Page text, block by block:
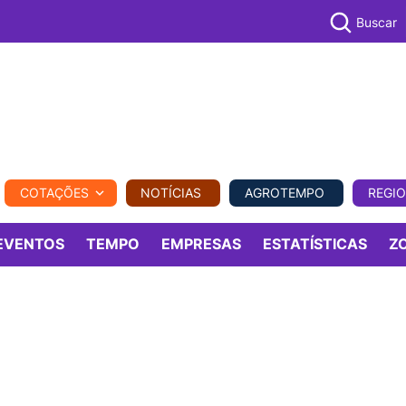
REGIONAL COMERCIAL AGROVIAGENS
Buscar
COTAÇÕES NOTÍCIAS AGROTEMPO
TEMPO EMPRESAS ESTATÍSTICAS